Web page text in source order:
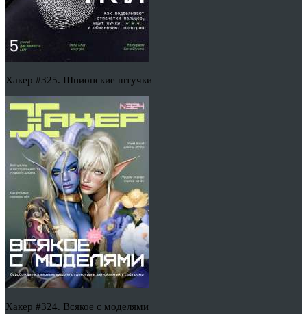
Хакер #325. Шпионские штучки
Хакер #324. Всякое с моделями